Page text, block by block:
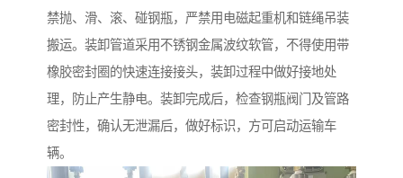
禁抛、滑、滚、碰钢瓶，严禁用电磁起重机和链绳吊装
搬运。装卸管道采用不锈钢金属波纹软管，不得使用带
橡胶密封圈的快速连接接头，装卸过程中做好接地处
理，防止产生静电。装卸完成后，检查钢瓶阀门及管路
密封性，确认无泄漏后，做好标识，方可启动运输车
辆。